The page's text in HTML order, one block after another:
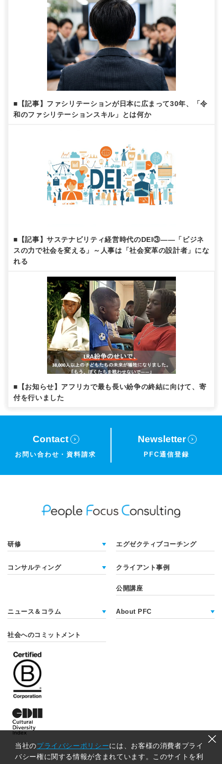
■【記事】ファシリテーションが日本に広まって30年、「令
和のファシリテーションスキル」とは何か
■【記事】サステナビリティ経営時代のDEI③——「ビジネ
スの力で社会を変える」～人事は「社会変革の設計者」にな
れる
■【お知らせ】アフリカで最も長い紛争の終結に向けて、寄
付を行いました
Contact
お問い合わせ・ 資料請求
Newsletter
PFC通信登録
研修 エグゼクティブコーチング
コンサルティング クライアント事例
公開講座
ニュース＆コラム About PFC
社会へのコミットメント
当社のプライバシーポリシーには、お客様の消費者プライ
バシー権に関する情報が含まれています。このサイトを利